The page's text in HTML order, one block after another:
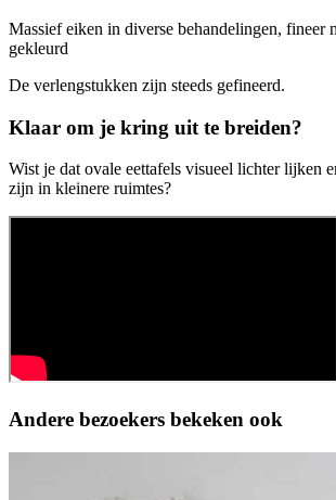
Massief eiken in diverse behandelingen, fineer
gekleurd
De verlengstukken zijn steeds gefineerd.
Klaar om je kring uit te breiden?
Wist je dat ovale eettafels visueel lichter lijken
zijn in kleinere ruimtes?
Andere bezoekers bekeken ook